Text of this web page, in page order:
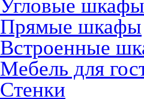
Угловые шкафы
Прямые шкафы
Встроенные
Мебель для
Стенки